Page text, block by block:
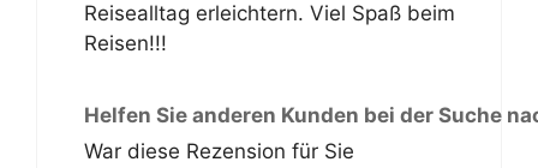
Reisealltag erleichtern. Viel Spaß beim
Reisen!!!
Helfen Sie anderen Kunden bei der Suche
War diese Rezension für Sie